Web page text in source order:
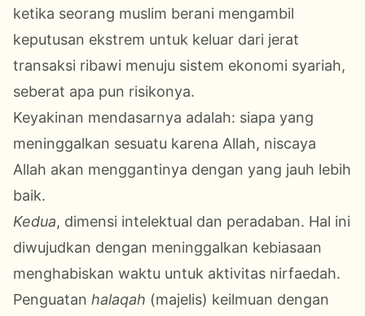
ketika seorang muslim berani mengambil
keputusan ekstrem untuk keluar dari jerat
transaksi ribawi menuju sistem ekonomi syariah,
seberat apa pun risikonya.
Keyakinan mendasarnya adalah: siapa yang
meninggalkan sesuatu karena Allah, niscaya
Allah akan menggantinya dengan yang jauh lebih
baik.
Kedua, dimensi intelektual dan peradaban. Hal ini
diwujudkan dengan meninggalkan kebiasaan
menghabiskan waktu untuk aktivitas nirfaedah.
Penguatan halaqah (majelis) keilmuan dengan